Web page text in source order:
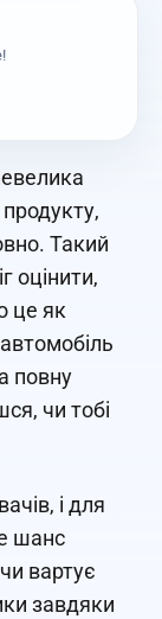
Такий
оцінити,
це як
повну
чи тобі
і для
шанс
вартує
завдяки